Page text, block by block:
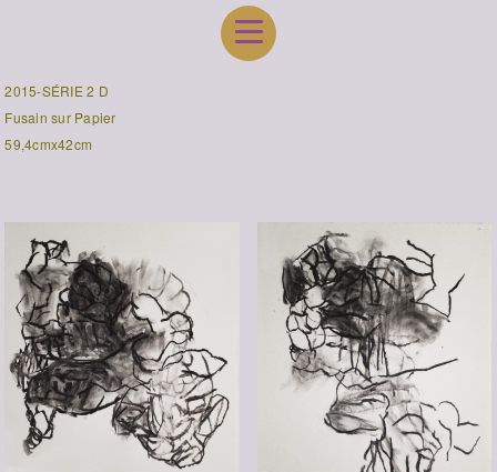
2015-SÉRIE 2 D
Fusain sur Papier
59,4cmx42cm